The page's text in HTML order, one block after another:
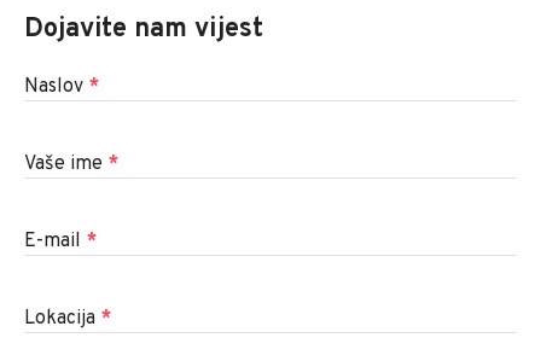
Dojavite nam vijest
Naslov *
Vaše ime *
E-mail *
Lokacija *